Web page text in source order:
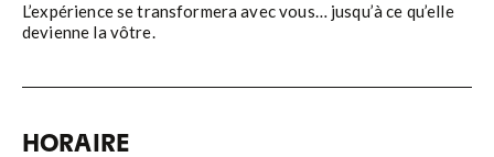
L’expérience se transformera avec vous… jusqu’à ce qu’elle
devienne la vôtre.
HORAIRE